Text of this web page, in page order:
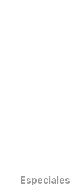
Especiales